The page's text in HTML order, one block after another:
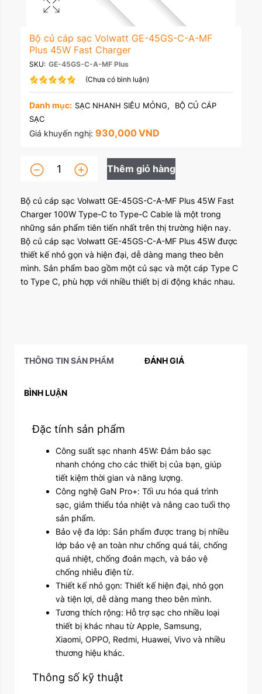
Bộ củ cáp sạc Volwatt GE-45GS-C-A-MF
Plus 45W Fast Charger
SKU: GE-45GS-C-A-MF Plus
(Chưa có bình luận)
Danh mục: SẠC NHANH SIÊU MỎNG,
BỘ CỦ CÁP
SẠC
Giá khuyến nghị: 930,000VND
Thêm giỏ hàng
Bộ củ cáp sạc Volwatt GE-45GS-C-A-MF Plus 45W Fast
Charger 100W Type-C to Type-C Cable là một trong
những sản phẩm tiên tiến nhất trên thị trường hiện nay.
Bộ củ cáp sạc Volwatt GE-45GS-C-A-MF Plus 45W được
thiết kế nhỏ gọn và hiện đại, dễ dàng mang theo bên
mình. Sản phẩm bao gồm một củ sạc và một cáp Type C
to Type C, phù hợp với nhiều thiết bị di động khác nhau.
THÔNG TIN SẢN PHẨM ĐÁNH GIÁ
BÌNH LUẬN
Đặc tính sản phẩm
Công suất sạc nhanh 45W: Đảm bảo sạc
nhanh chóng cho các thiết bị của bạn, giúp
tiết kiệm thời gian và năng lượng.
Công nghệ GaN Pro+: Tối ưu hóa quá trình
sạc, giảm thiểu tỏa nhiệt và nâng cao tuổi thọ
sản phẩm.
Bảo vệ đa lớp: Sản phẩm được trang bị nhiều
lớp bảo vệ an toàn như chống quá tải, chống
quá nhiệt, chống đoản mạch, và bảo vệ
chống nhiễu điện từ.
Thiết kế nhỏ gọn: Thiết kế hiện đại, nhỏ gọn
và tiện lợi, dễ dàng mang theo bên mình.
Tương thích rộng: Hỗ trợ sạc cho nhiều loại
thiết bị khác nhau từ Apple, Samsung,
Xiaomi, OPPO, Redmi, Huawei, Vivo và nhiều
thương hiệu khác.
Thông số kỹ thuật